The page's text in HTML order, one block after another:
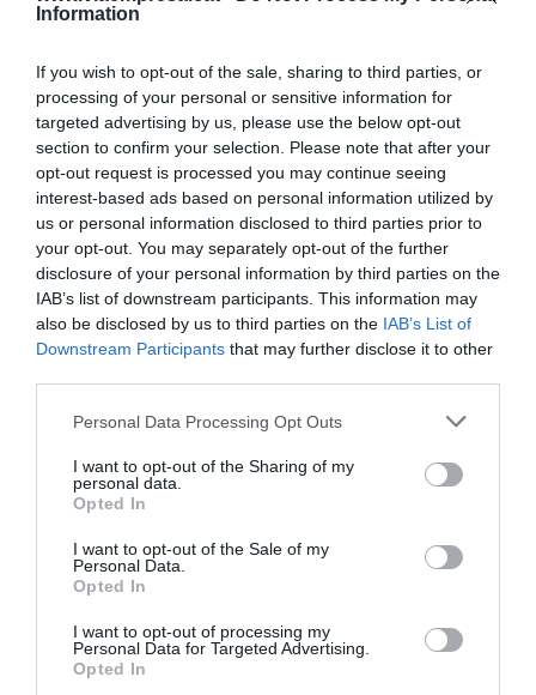
Information
If you wish to opt-out of the sale, sharing to third parties, or
processing of your personal or sensitive information for
targeted advertising by us, please use the below opt-out
section to confirm your selection. Please note that after your
opt-out request is processed you may continue seeing
interest-based ads based on personal information utilized by
us or personal information disclosed to third parties prior to
your opt-out. You may separately opt-out of the further
disclosure of your personal information by third parties on the
IAB’s list of downstream participants. This information may
also be disclosed by us to third parties on the IAB’s List of
Downstream Participants that may further disclose it to other
Personal Data Processing Opt Outs
I want to opt-out of the Sharing of my
personal data.
Opted In
I want to opt-out of the Sale of my
Personal Data.
Opted In
I want to opt-out of processing my
Personal Data for Targeted Advertising.
Opted In
centraletes IP i terminals, Office 365) també
ofereix Hot Spot WIFI per donar servei d'Internet
amb accés controlat, softwares de control de
presència de treballadors, tecnologia d'Smart
citiesper gestionar l'accés restringit a espais
públics o privats, radioenllaços i circuits privats
per donar servei de connexió a empreses que es
trobin en poblacions sense cablejat, sistemes de
videovigilància, instal·lació deCall Centerso
sistemes de control d'accessos sense cablejat.
El model més econòmic de
l'oferta de Parlem contra la
COVID-19 inclou una alarma
quan es detecta una
temperatura anormal i
asseguren que és fàcil
d'utilitzar